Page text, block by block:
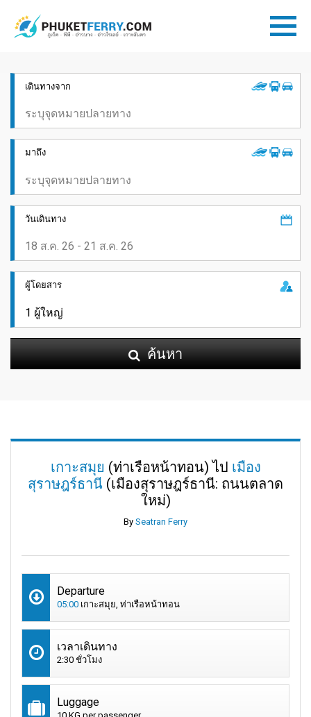
เดินทางจาก
มาถึง
วันเดินทาง
ผู้โดยสาร
ค้นหา
เกาะสมุย (ท่าเรือหน้าทอน) ไป เมือง
สุราษฎร์ธานี (เมืองสุราษฎร์ธานี: ถนนตลาด
ใหม่)
By Seatran Ferry
Departure
05:00 เกาะสมุย, ท่าเรือหน้าทอน
เวลาเดินทาง
2:30 ชั่วโมง
Luggage